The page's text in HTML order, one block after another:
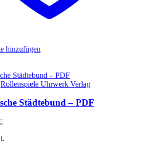
hinzufügen
Rollenspiele Uhrwerk Verlag
Städtebund – PDF
Aktueller
ist: